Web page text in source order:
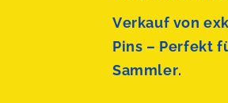
Verkauf von
Pins – Perfekt
Sammler.